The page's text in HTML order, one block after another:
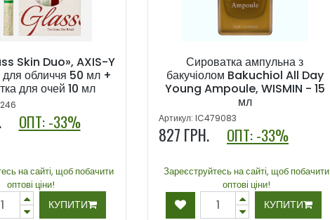
Skin Duo», AXIS-Y
для обличчя 50 мл +
для очей 10 мл
ОПТ: -33%
на сайті, щоб побачити
оптові ціни!
КУПИТИ
Сироватка ампульна з
бакучіолом Bakuchiol All Day
Young Ampoule, WISMIN - 15
мл
Артикул: IC479083
827 ГРН. ОПТ: -33%
Зареєструйтесь на сайті, щоб побачити
оптові ціни!
КУПИТИ